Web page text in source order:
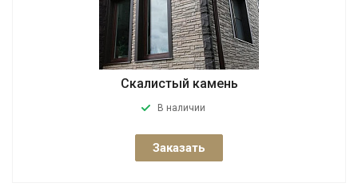
Скалистый камень
В наличии
Заказать